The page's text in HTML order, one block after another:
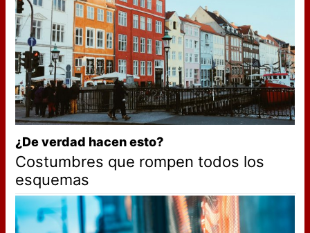
¿De verdad hacen esto?
Costumbres que rompen todos los
esquemas